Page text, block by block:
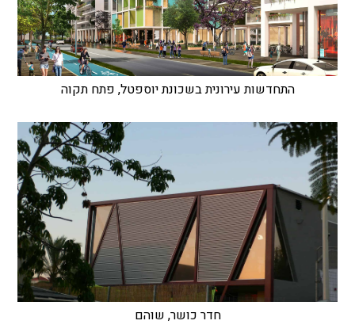
התחדשות עירונית בשכונת יוספטל, פתח תקוה
חדר כושר, שוהם